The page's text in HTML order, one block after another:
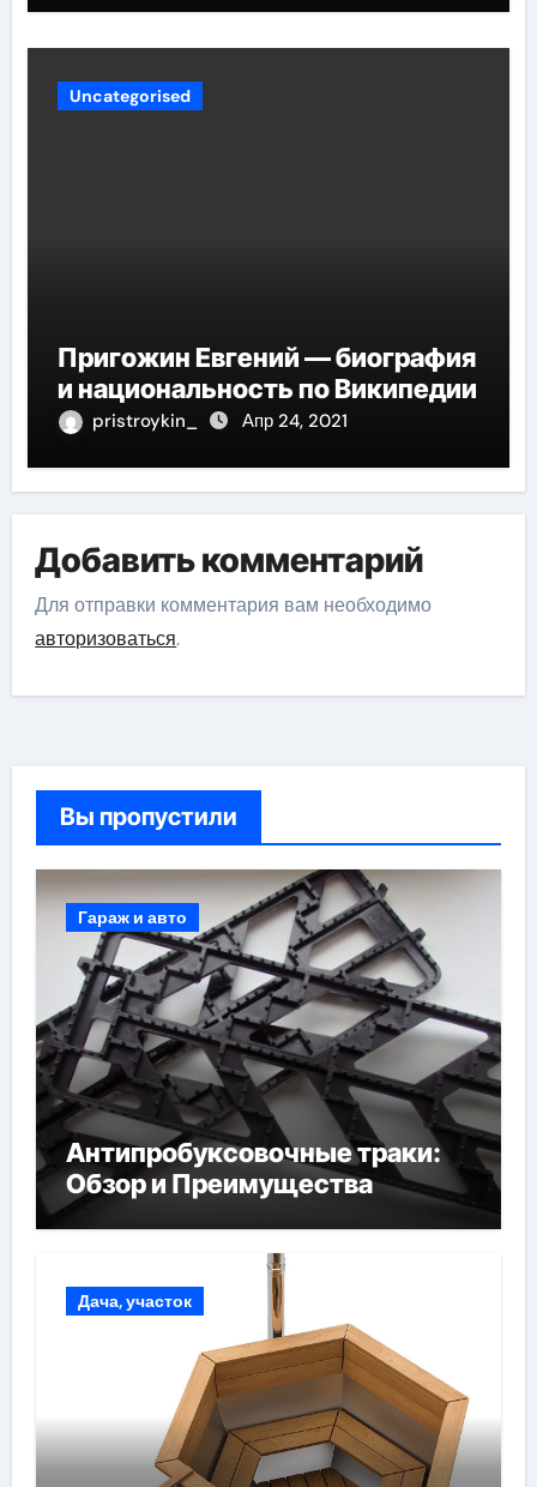
Uncategorised
Пригожин Евгений — биография
и национальность по Википедии
pristroykin_ Апр 24, 2021
Добавить комментарий
Для отправки комментария вам необходимо
авторизоваться.
Вы пропустили
Гараж и авто
Антипробуксовочные траки:
Обзор и Преимущества
Дача, участок